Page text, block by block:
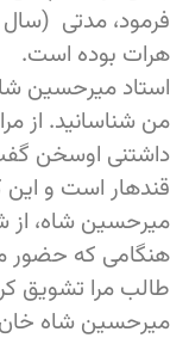
هرات بوده است.
استاد میرحسین
من شناسانید. از
داشتنی اوسخن
قندهار است و این
میرحسین شاه،
هنگامی که حضور
طالب مرا تشویق
میرحسین شاه خان)